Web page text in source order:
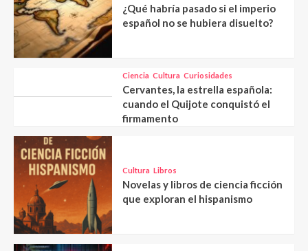
¿Qué habría pasado si el imperio
español no se hubiera disuelto?
Ciencia Cultura Curiosidades
Cervantes, la estrella española:
cuando el Quijote conquistó el
firmamento
Cultura Libros
Novelas y libros de ciencia ficción
que exploran el hispanismo